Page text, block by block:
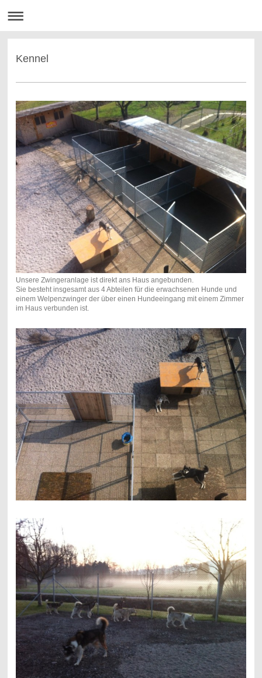
Kennel
Unsere Zwingeranlage ist direkt ans Haus angebunden.
Sie besteht insgesamt aus 4 Abteilen für die erwachsenen Hunde und
einem Welpenzwinger der über einen Hundeeingang mit einem Zimmer
im Haus verbunden ist.